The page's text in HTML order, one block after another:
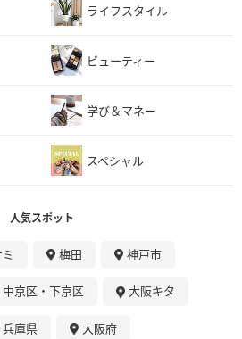
ライフスタイル
ビューティー
学び＆マネー
スペシャル
人気スポット
梅田 神戸市
中京区・下京区 大阪キタ
兵庫県 大阪府